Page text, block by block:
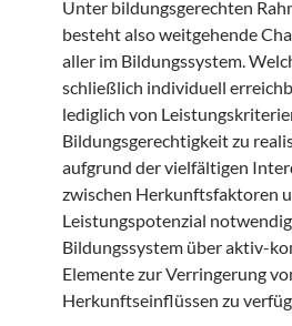
Unter bildungsgerechten
besteht also weitgehende
aller im Bildungssystem.
schließlich individuell
lediglich von
Bildungsgerechtigkeit zu
aufgrund der vielfältigen
zwischen Herkunftsfaktoren
Leistungspotenzial
Bildungssystem über aktiv-
Elemente zur Verringerung
Herkunftseinflüssen zu